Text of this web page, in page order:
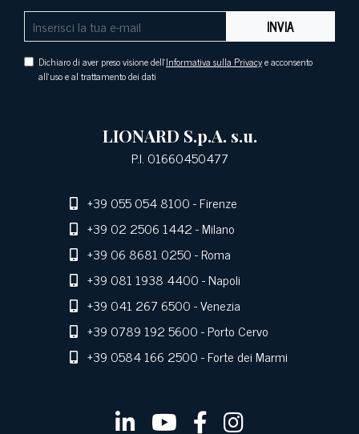
INVIA
Dichiaro di aver preso visione dell'Informativa sulla Privacye acconsento
all'uso e al trattamento dei dati
LIONARD S.p.A. s.u.
P.I. 01660450477
+39 055 054 8100- Firenze
+39 02 2506 1442- Milano
+39 06 8681 0250- Roma
+39 081 1938 4400- Napoli
+39 041 267 6500- Venezia
+39 0789 192 5600- Porto Cervo
+39 0584 166 2500- Forte dei Marmi